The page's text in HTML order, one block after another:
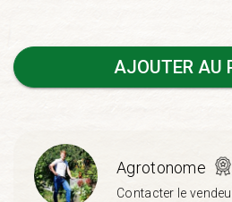
Agrotonome
Contacter le
AJOUTER AU